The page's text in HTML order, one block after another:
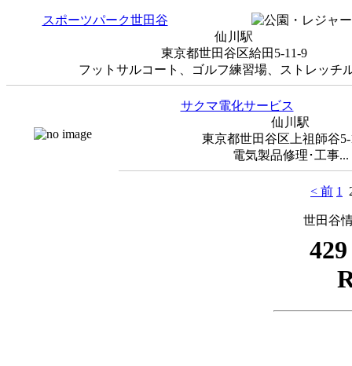
スポーツパーク世田谷
仙川駅
東京都世田谷区給田5-11-9
フットサルコート、ゴルフ練習場、ストレッチ
サクマ電化サービス
仙川駅
東京都世田谷区上祖師谷5-
電気製品修理･工事...
< 前 1
世田谷